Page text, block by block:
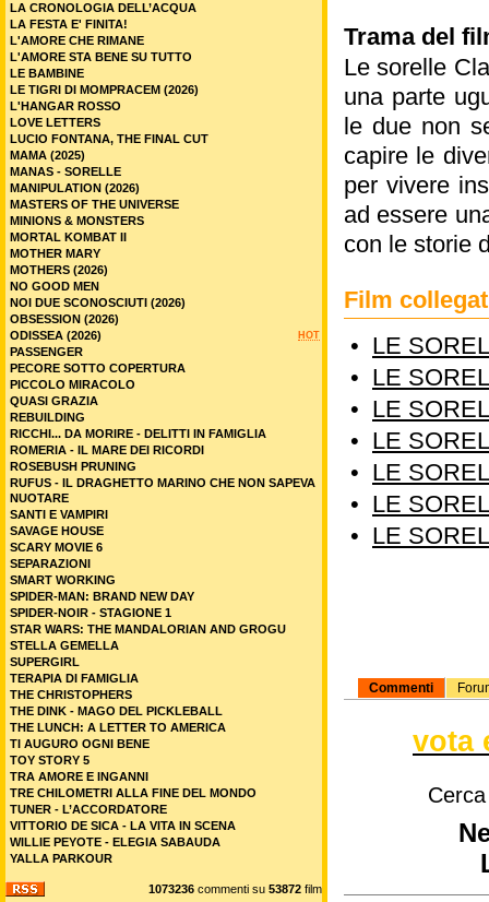
Trama del
Le sorelle
una parte
le due non
capire le
per vivere
ad essere
con le storie
Film
• LE
• LE
• LE
• LE
• LE
• LE
• LE
Commenti
vota
LA CRONOLOGIA DELL’ACQUA
LA FESTA E' FINITA!
L'AMORE CHE RIMANE
L'AMORE STA BENE SU TUTTO
LE BAMBINE
LE TIGRI DI MOMPRACEM (2026)
L'HANGAR ROSSO
LOVE LETTERS
LUCIO FONTANA, THE FINAL CUT
MAMA (2025)
MANAS - SORELLE
MANIPULATION (2026)
MASTERS OF THE UNIVERSE
MINIONS & MONSTERS
MORTAL KOMBAT II
MOTHER MARY
MOTHERS (2026)
NO GOOD MEN
NOI DUE SCONOSCIUTI (2026)
OBSESSION (2026)
HOT
ODISSEA (2026)
PASSENGER
PECORE SOTTO COPERTURA
PICCOLO MIRACOLO
QUASI GRAZIA
REBUILDING
RICCHI... DA MORIRE - DELITTI IN FAMIGLIA
ROMERIA - IL MARE DEI RICORDI
ROSEBUSH PRUNING
RUFUS - IL DRAGHETTO MARINO CHE NON SAPEVA
NUOTARE
SANTI E VAMPIRI
SAVAGE HOUSE
SCARY MOVIE 6
SEPARAZIONI
SMART WORKING
SPIDER-MAN: BRAND NEW DAY
SPIDER-NOIR - STAGIONE 1
STAR WARS: THE MANDALORIAN AND GROGU
STELLA GEMELLA
SUPERGIRL
TERAPIA DI FAMIGLIA
THE CHRISTOPHERS
THE DINK - MAGO DEL PICKLEBALL
THE LUNCH: A LETTER TO AMERICA
TI AUGURO OGNI BENE
TOY STORY 5
TRA AMORE E INGANNI
TRE CHILOMETRI ALLA FINE DEL MONDO
TUNER - L’ACCORDATORE
VITTORIO DE SICA - LA VITA IN SCENA
WILLIE PEYOTE - ELEGIA SABAUDA
YALLA PARKOUR
1073236 commenti su 53872 film